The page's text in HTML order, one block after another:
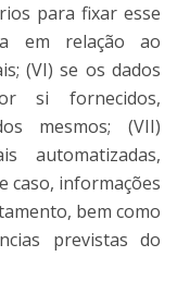
para fixar esse
em relação ao
(VI) se os dados
si fornecidos,
mesmos; (VII)
automatizadas,
caso, informações
bem como
previstas do